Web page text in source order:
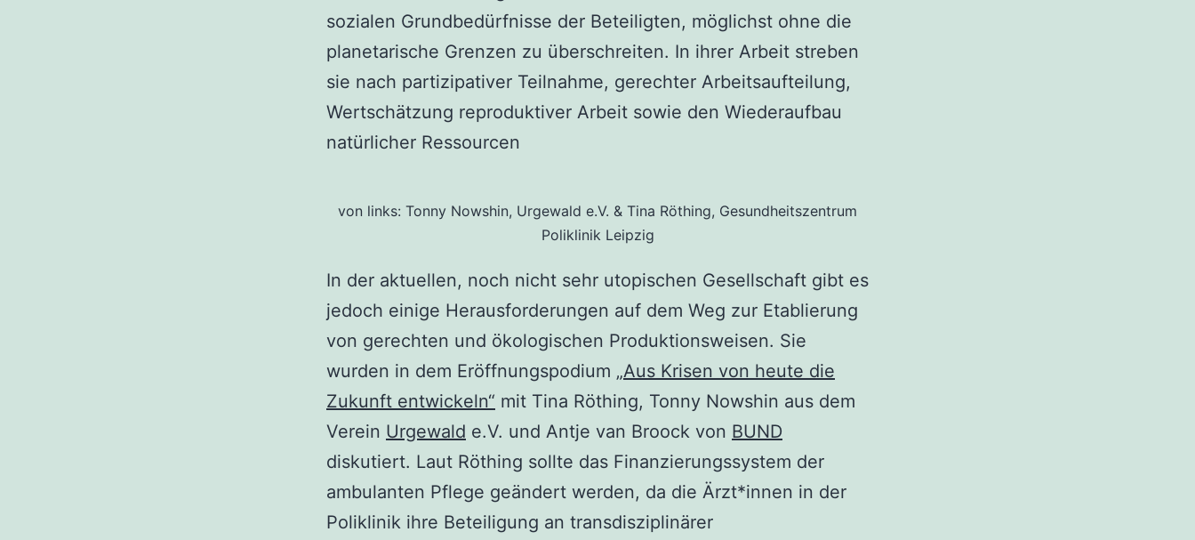
sozialen Grundbedürfnisse der Beteiligten, möglichst ohne die
planetarische Grenzen zu überschreiten. In ihrer Arbeit streben
sie nach partizipativer Teilnahme, gerechter Arbeitsaufteilung,
Wertschätzung reproduktiver Arbeit sowie den Wiederaufbau
natürlicher Ressourcen
von links: Tonny Nowshin, Urgewald e.V. & Tina Röthing, Gesundheitszentrum
Poliklinik Leipzig
In der aktuellen, noch nicht sehr utopischen Gesellschaft gibt es
jedoch einige Herausforderungen auf dem Weg zur Etablierung
von gerechten und ökologischen Produktionsweisen. Sie
wurden in dem Eröffnungspodium „Aus Krisen von heute die
Zukunft entwickeln“ mit Tina Röthing, Tonny Nowshin aus dem
Verein Urgewald e.V. und Antje van Broock von BUND
diskutiert. Laut Röthing sollte das Finanzierungssystem der
ambulanten Pflege geändert werden, da die Ärzt*innen in der
Poliklinik ihre Beteiligung an transdisziplinärer